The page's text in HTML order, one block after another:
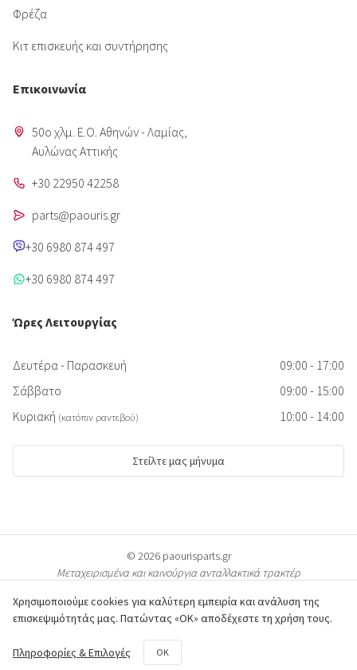
Φρέζα
Κιτ επισκευής και συντήρησης
Επικοινωνία
50o χλμ. Ε.Ο. Αθηνών - Λαμίας,
Aυλώνας Αττικής
+30 22950 42258
parts@paouris.gr
+30 6980 874 497
+30 6980 874 497
Ώρες Λειτουργίας
Δευτέρα - Παρασκευή
09:00 - 17:00
Σάββατο
09:00 - 15:00
Κυριακή (κατόπιν ραντεβού) 10:00 - 14:00
Στείλτε μας μήνυμα
© 2026 paourisparts.gr
Μεταχειρισμένα και καινούργια ανταλλακτικά τρακτέρ
© Όλες οι φωτογραφίες των προϊόντων προστατεύονται από πνευματικά
δικαιώματα & είναι ιδιοκτησία του paourisparts.gr. Η αντιγραφή διώκεται ποινικά.
Χρησιμοποιούμε cookies για καλύτερη εμπειρία και ανάλυση της
επισκεψιμότητάς μας. Πατώντας «ΟΚ» αποδέχεστε τη χρήση τους.
Πληροφορίες & Επιλογές OK